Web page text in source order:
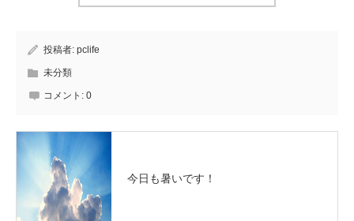
投稿者: pclife
未分類
コメント: 0
今日も暑いです！